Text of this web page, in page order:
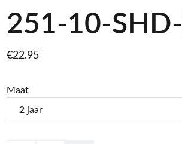
251-10-
€22.95
Maat